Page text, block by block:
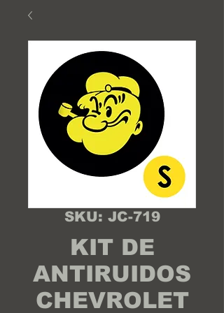
SKU: JC-719
KIT DE
ANTIRUIDOS
CHEVROLET